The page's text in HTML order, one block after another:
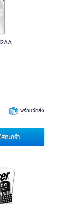
พร้อมจัดส่ง
ส่ตะกร้า